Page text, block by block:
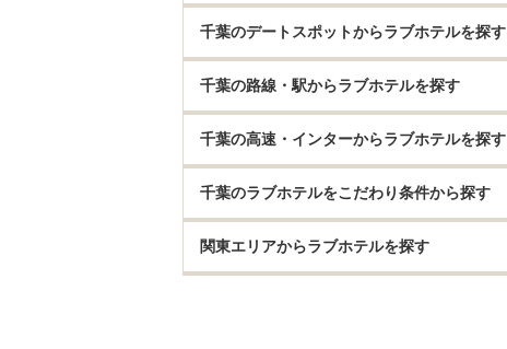
千葉のデートスポットからラブホテルを探す
千葉の路線・駅からラブホテルを探す
千葉の高速・インターからラブホテルを探す
千葉のラブホテルをこだわり条件から探す
関東エリアからラブホテルを探す